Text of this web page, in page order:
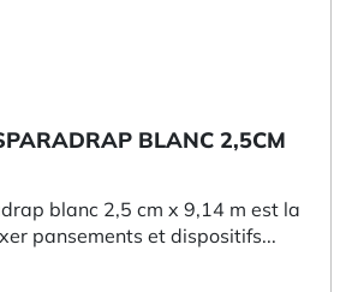
BLANC 2,5CM
blanc 2,5 cm x 9,14 m est la
pansements et dispositifs...